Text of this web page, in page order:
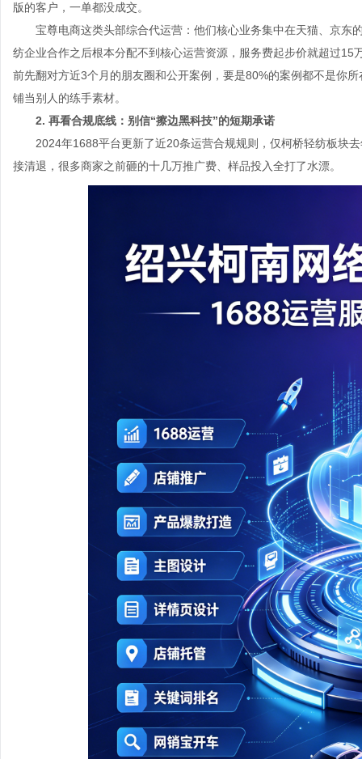
版的客户，一单都没成交。
宝尊电商这类头部综合代运营：他们核心业务集中在天猫、京东
纺企业合作之后根本分配不到核心运营资源，服务费起步价就超过
前先翻对方近3个月的朋友圈和公开案例，要是80%的案例都不是你
铺当别人的练手素材。
2. 再看合规底线：别信“擦边黑科技”的短期承诺
2024年1688平台更新了近20条运营合规规则，仅柯桥轻纺板块去
接清退，很多商家之前砸的十几万推广费、样品投入全打了水漂。